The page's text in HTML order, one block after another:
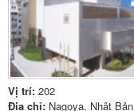
Vị trí: 202
Địa chỉ: Nagoya, Nhật Bản